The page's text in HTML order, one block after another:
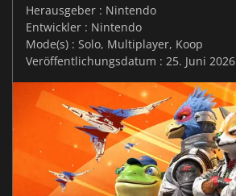
Herausgeber : Nintendo
Entwickler : Nintendo
Mode(s) : Solo, Multiplayer, Koop
Veröffentlichungsdatum : 25. Juni 2026